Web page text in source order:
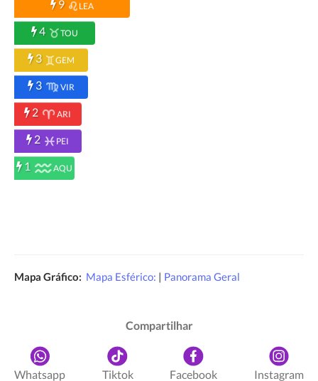
9 LEA
4 TOU
3 GEM
3 VIR
2 ARI
2 PEI
1 AQU
Mapa Gráfico: Mapa Esférico: | Panorama Geral
Compartilhar
Whatsapp Tiktok Facebook Instagram